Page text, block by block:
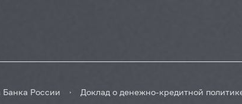
Банка России Доклад о денежно-кредитной